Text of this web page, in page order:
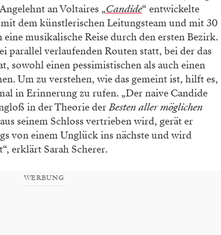
an Voltaires „Candide“ entwickelte
dem künstlerischen Leitungsteam und mit 30
musikalische Reise durch den ersten Bezirk.
parallel verlaufenden Routen statt, bei der das
sowohl einen pessimistischen als auch einen
Um zu verstehen, wie das gemeint ist, hilft es,
in Erinnerung zu rufen. „Der naive Candide
in der Theorie derBesten aller möglichen
seinem Schloss vertrieben wird, gerät er
von einem Unglück ins nächste und wird
erklärt Sarah Scherer.
WERBUNG